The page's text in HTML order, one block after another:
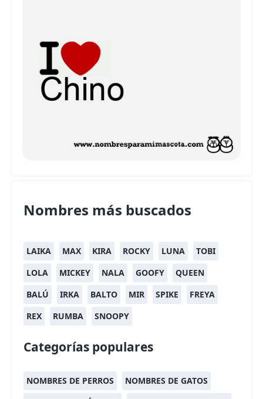
Nombres más buscados
LAIKA MAX KIRA ROCKY LUNA
TOBI
LOLA
MICKEY NALA GOOFY
QUEEN
BALÚ
IRKA BALTO MIR SPIKE
FREYA
REX
RUMBA SNOOPY
Categorías populares
NOMBRES DE PERROS
NOMBRES DE GATOS